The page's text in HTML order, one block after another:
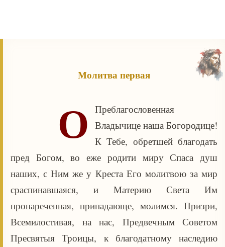
Молитва первая
О Преблагословенная
Владычице наша Богородице!
К Тебе, обретшей благодать
пред Богом, во еже родити миру Спаса душ
наших, с Ним же у Креста Его молитвою за мир
сраспинавшаяся, и Материю Света Им
пронареченная, припадающе, молимся. Призри,
Всемилостивая, на нас, Предвечным Советом
Пресвятыя Троицы, к благодатному наследию